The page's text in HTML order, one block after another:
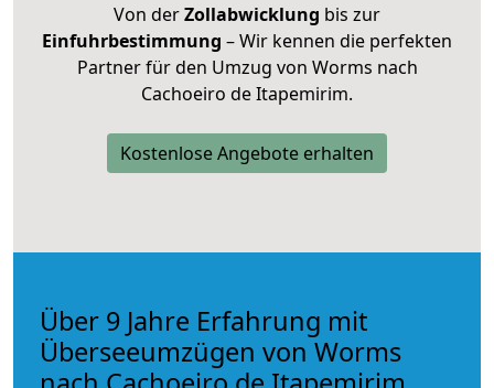
Von derZollabwicklung bis zur
Einfuhrbestimmung – Wir kennen die perfekten
Partner für den Umzug von Worms nach
Cachoeiro de Itapemirim.
Kostenlose Angebote erhalten
Über 9 Jahre Erfahrung mit
Überseeumzügen von Worms